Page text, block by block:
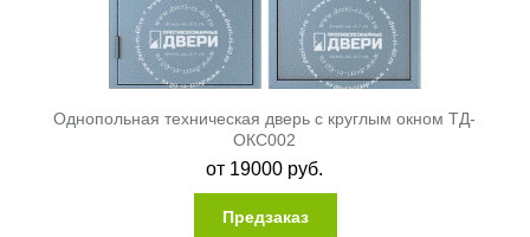
Однопольная техническая дверь с круглым окном ТД-
ОКС002
от 19000 руб.
Предзаказ